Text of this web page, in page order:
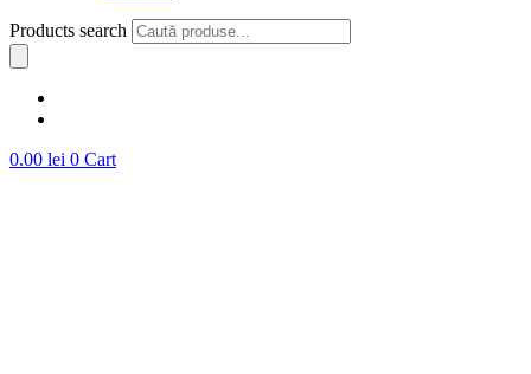
Products search
0.00 lei 0 Cart